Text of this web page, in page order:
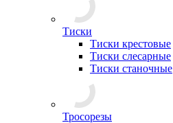
Тиски
Тиски крестовые
Тиски слесарные
Тиски станочные
Тросорезы